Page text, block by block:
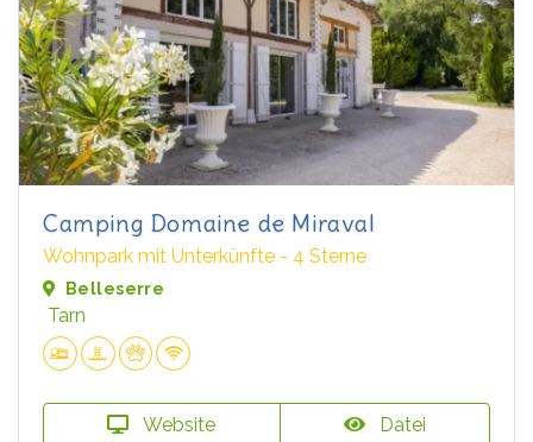
Camping Domaine de Miraval
Wohnpark mit Unterkünfte - 4 Sterne
Belleserre
Tarn
Website Datei